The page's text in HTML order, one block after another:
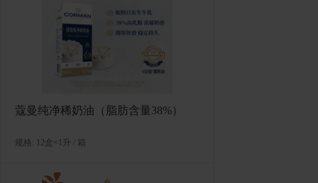
规格: 6盒×515克（490片） / 箱
蔻曼纯净稀奶油（脂肪含量38%）
规格: 12盒×1升 / 箱